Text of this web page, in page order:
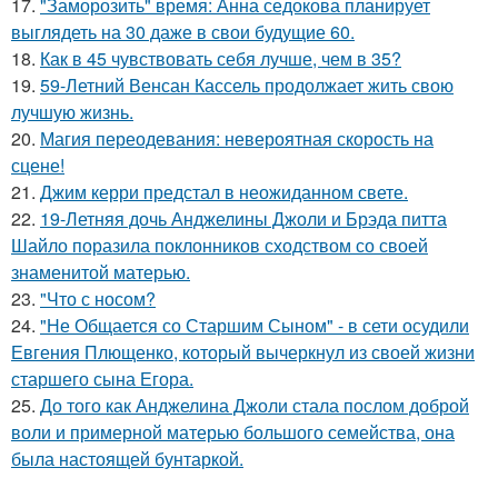
выглядеть на 30 даже в свои будущие 60.
18. Как в 45 чувствовать себя лучше, чем в 35?
19. 59-Летний Венсан Кассель продолжает жить свою
лучшую жизнь.
20. Магия переодевания: невероятная скорость на
сцене!
21. Джим керри предстал в неожиданном свете.
22. 19-Летняя дочь Анджелины Джоли и Брэда питта
Шайло поразила поклонников сходством со своей
знаменитой матерью.
23. "Что с носом?
24. "Не Общается со Старшим Сыном" - в сети осудили
Евгения Плющенко, который вычеркнул из своей жизни
старшего сына Егора.
25. До того как Анджелина Джоли стала послом доброй
воли и примерной матерью большого семейства, она
была настоящей бунтаркой.